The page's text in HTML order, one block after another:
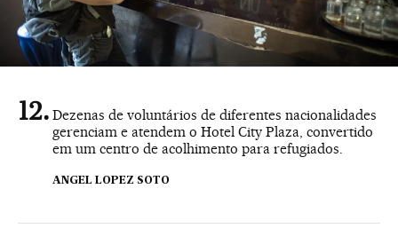
Dezenas de voluntários de diferentes nacionalidades
gerenciam e atendem o Hotel City Plaza, convertido
em um centro de acolhimento para refugiados.
ANGEL LOPEZ SOTO